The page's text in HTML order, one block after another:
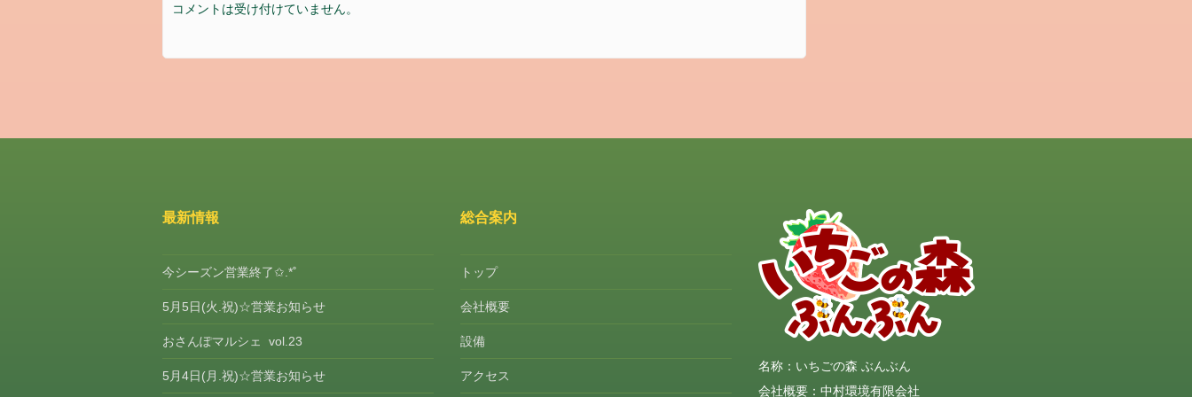
コメントは受け付けていません。
最新情報
今シーズン営業終了✩.*˚
5月5日(火.祝)☆営業お知らせ
おさんぽマルシェ vol.23
5月4日(月.祝)☆営業お知らせ
総合案内
トップ
会社概要
設備
アクセス
名称：いちごの森 ぶんぶん
会社概要：中村環境有限会社